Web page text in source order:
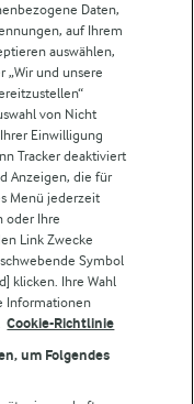
Daten,
auf Ihrem
auswählen,
„Wir und unsere
von Nicht
Einwilligung
Tracker deaktiviert
Anzeigen, die für
Menü jederzeit
oder Ihre
Link Zwecke
Symbol
klicken. Ihre Wahl
Informationen
Cookie-Richtlinie
um Folgendes